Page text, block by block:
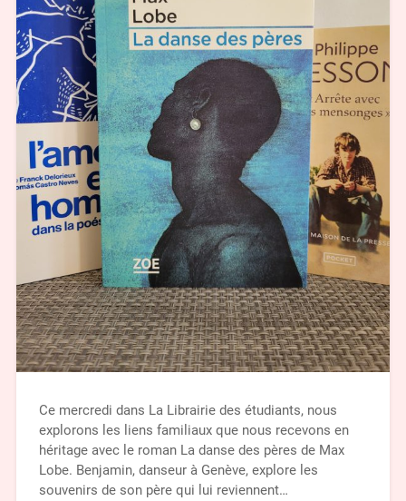
Ce mercredi dans La Librairie des étudiants, nous
explorons les liens familiaux que nous recevons en
héritage avec le roman La danse des pères de Max
Lobe. Benjamin, danseur à Genève, explore les
souvenirs de son père qui lui reviennent…